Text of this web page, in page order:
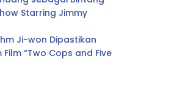
Starring Jimmy
Ji-won Dipastikan
“Two Cops and Five